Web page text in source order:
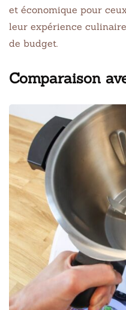
et économique pour
leur expérience
de budget.
Comparaison